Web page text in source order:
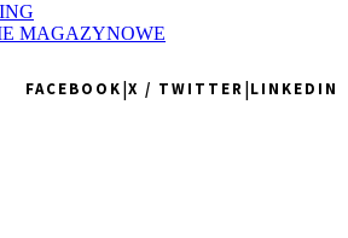
MAGAZYNOWE
FACEBOOK|X / TWITTER|LINKEDIN